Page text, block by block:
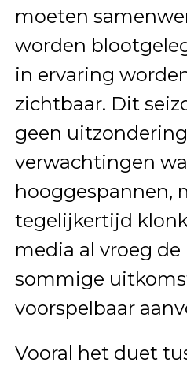
moeten
worden
in ervaring
zichtbaar. Dit
geen
verwachtingen
hooggespannen,
tegelijkertijd
media al vroeg
sommige
voorspelbaar
Vooral het duet